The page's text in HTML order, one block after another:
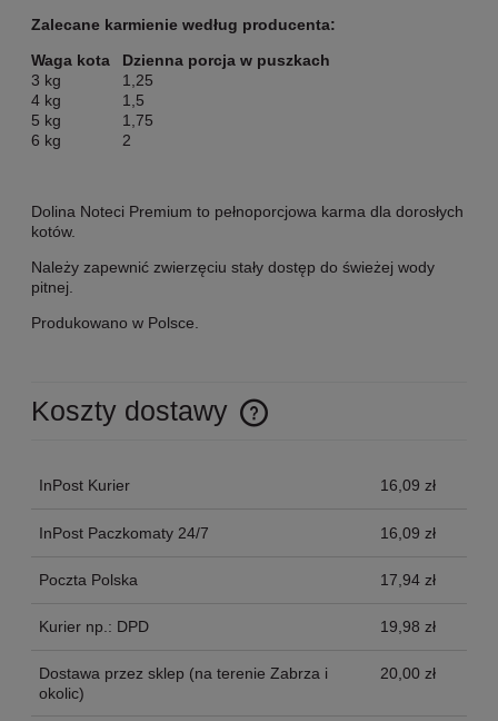
Zalecane karmienie według producenta:
Waga kota
Dzienna porcja w puszkach
3 kg
1,25
4 kg
1,5
5 kg
1,75
6 kg
2
Dolina Noteci Premium to pełnoporcjowa karma dla dorosłych
kotów.
Należy zapewnić zwierzęciu stały dostęp do świeżej wody
pitnej.
Produkowano w Polsce.
Koszty dostawy
Cena nie zawiera ewentualnych kosztów płatności
InPost Kurier 16,09 zł
InPost Paczkomaty 24/7 16,09 zł
Poczta Polska 17,94 zł
Kurier np.: DPD 19,98 zł
Dostawa przez sklep (na terenie Zabrza i
okolic)
20,00 zł